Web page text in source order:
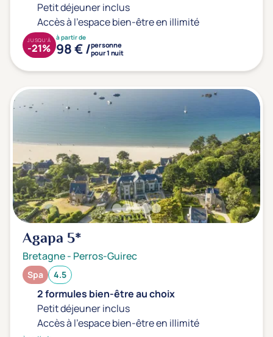
Petit déjeuner inclus
Accès à l'espace bien-être en illimité
à partir de
98 € /personne
pour 1 nuit
JUSQU'À
-21%
Agapa 5*
Bretagne- Perros-Guirec
Spa 4.5
2 formules bien-être au choix
Petit déjeuner inclus
Accès à l'espace bien-être en illimité